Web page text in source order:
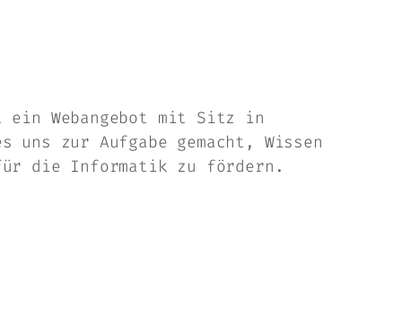
Webangebot mit Sitz in
uns zur Aufgabe gemacht, Wissen
die Informatik zu fördern.